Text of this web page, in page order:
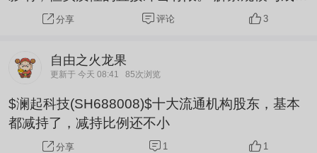
本：下周一（8月10日）解禁的股份占总H股的约5
股现价已远高于成本价，原始股东存在获利了结的
动力，这在心理上可能压制A股表现。 ·市场独立
A股流通盘（约11.45亿股）远大于H股（约7577万
股）。港股解禁...
分享 评论 3
自由之火龙果
更新于 今天 08:41 85次浏览
$澜起科技(SH688008)$十大流通机构股东，基本
都减持了，减持比例还不小
分享 1 1